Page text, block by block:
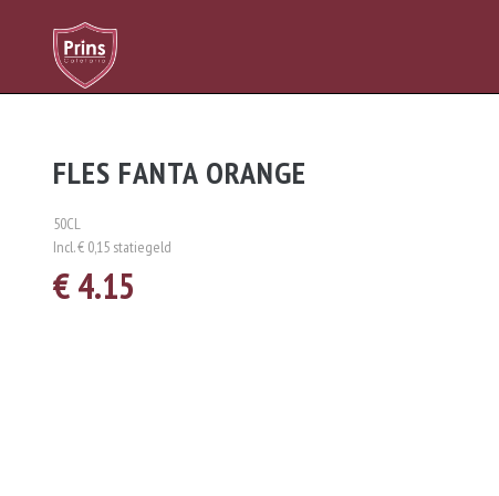
FLES FANTA ORANGE
50CL
Incl. € 0,15 statiegeld
€ 4.15